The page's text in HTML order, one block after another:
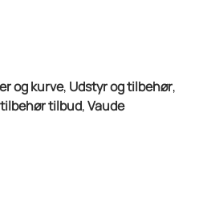
og kurve, Udstyr og tilbehør,
tilbud,Vaude